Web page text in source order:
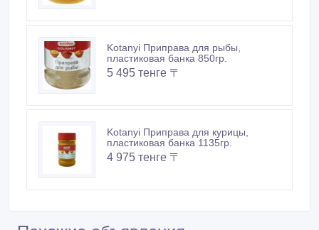
Kotanyi Приправа для рыбы,
пластиковая банка 850гр.
5 495 тенге 〒
Kotanyi Приправа для курицы,
пластиковая банка 1135гр.
4 975 тенге 〒